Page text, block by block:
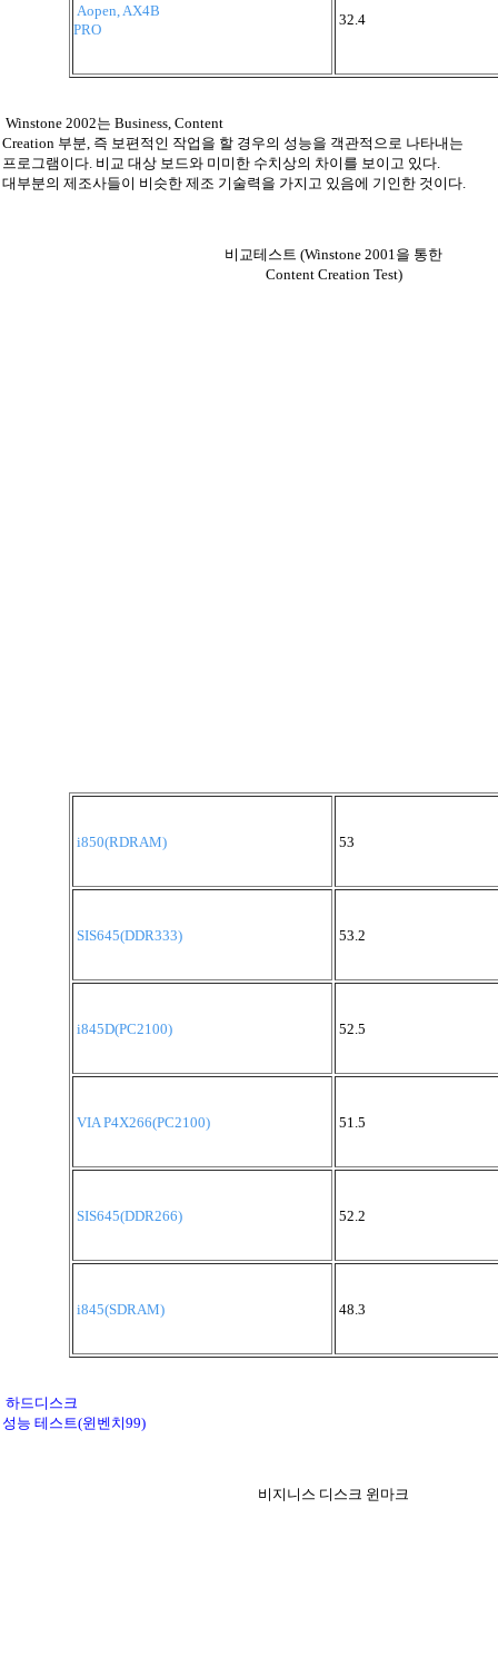
Aopen, AX4B
PRO
32.4
Winstone 2002는 Business, Content
Creation 부분, 즉 보편적인 작업을 할 경우의 성능을 객관적으로 나타내는
프로그램이다. 비교 대상 보드와 미미한 수치상의 차이를 보이고 있다.
대부분의 제조사들이 비슷한 제조 기술력을 가지고 있음에 기인한 것이다.
비교테스트 (Winstone 2001을 통한
Content Creation Test)
i850(RDRAM) 53
SIS645(DDR333) 53.2
i845D(PC2100) 52.5
VIA P4X266(PC2100) 51.5
SIS645(DDR266) 52.2
i845(SDRAM) 48.3
하드디스크
성능 테스트(윈벤치99)
비지니스 디스크 윈마크